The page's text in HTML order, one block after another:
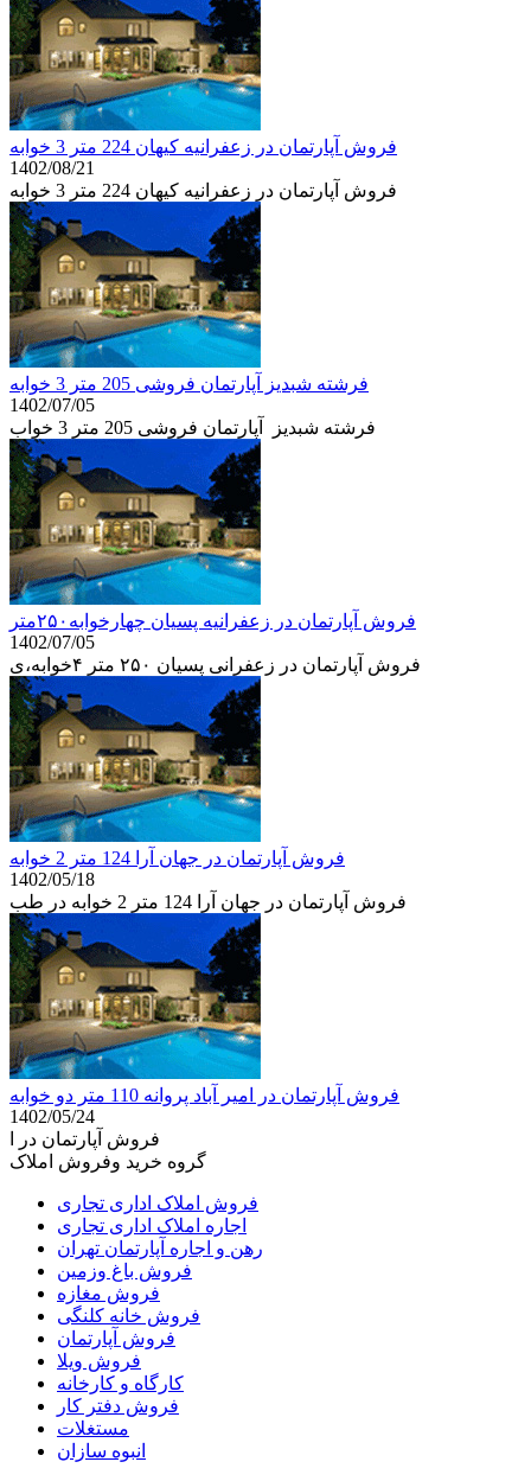
فروش آپارتمان در زعفرانیه کیهان 224 متر 3 خوابه
1402/08/21
فروش آپارتمان در زعفرانیه کیهان 224 متر 3 خوابه
فرشته شبدیز آپارتمان فروشی 205 متر 3 خوابه
1402/07/05
فرشته شبدیز آپارتمان فروشی 205 متر 3 خواب
فروش آپارتمان در زعفرانیه پسیان چهارخوابه۲۵۰متر
1402/07/05
فروش آپارتمان در زعفرانی پسیان ۲۵۰ متر ۴خوابه،ی
فروش آپارتمان در جهان آرا 124 متر 2 خوابه
1402/05/18
فروش آپارتمان در جهان آرا 124 متر 2 خوابه در طب
فروش آپارتمان در امیر آباد پروانه 110 متر دو خوابه
1402/05/24
فروش آپارتمان در ا
گروه خرید وفروش املاک
فروش املاک اداری تجاری
اجاره املاک اداری تجاری
رهن و اجاره آپارتمان تهران
فروش باغ وزمین
فروش مغازه
فروش خانه کلنگی
فروش آپارتمان
فروش ویلا
کارگاه و کارخانه
فروش دفتر کار
مستغلات
انبوه سازان